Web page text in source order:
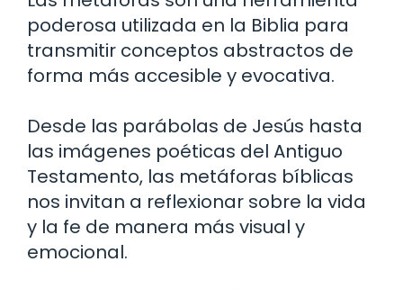
poderosa utilizada en la Biblia para
transmitir conceptos abstractos de
forma más accesible y evocativa.
Desde las parábolas de Jesús hasta
las imágenes poéticas del Antiguo
Testamento, las metáforas bíblicas
nos invitan a reflexionar sobre la vida
y la fe de manera más visual y
emocional.